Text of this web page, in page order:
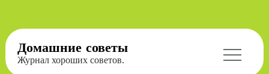
Перейти
содержимому
Домашние советы
Журнал хороших советов.